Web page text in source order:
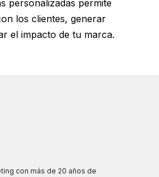
personalizadas permite
los clientes, generar
el impacto de tu marca.
con más de 20 años de